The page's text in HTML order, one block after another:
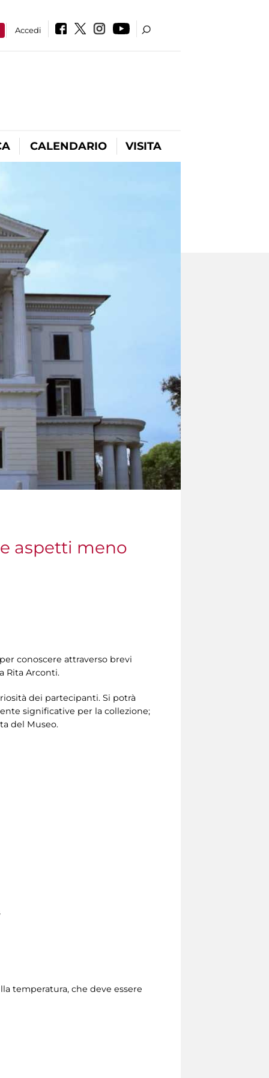
Accedi
CALENDARIO VISITA
aspetti meno
conoscere attraverso brevi
Rita Arconti.
dei partecipanti. Si potrà
significative per la collezione;
del Museo.
temperatura, che deve essere